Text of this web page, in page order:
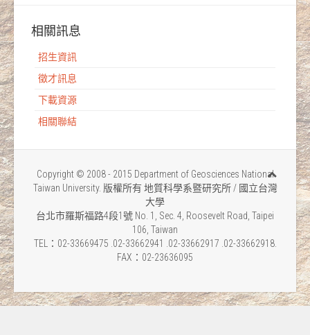
相關訊息
招生資訊
徵才訊息
下載資源
相關聯結
Copyright © 2008 - 2015 Department of Geosciences National
Taiwan University. 版權所有 地質科學系暨研究所 / 國立台灣
大學
台北市羅斯福路4段1號 No. 1, Sec. 4, Roosevelt Road, Taipei
106, Taiwan
TEL：02-33669475 .02-33662941 .02-33662917 .02-33662918.
FAX：02-23636095